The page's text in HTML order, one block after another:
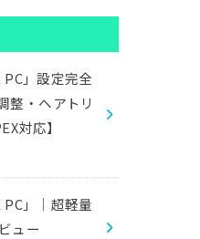
」設定完全
整・ヘアトリ
対応】
」｜超軽量
ュー